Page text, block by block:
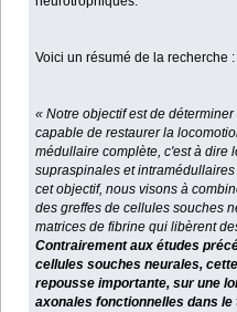
Voici un résumé de la recherche :
« Notre objectif est de
capable de restaurer la
médullaire complète, c'est à dire
supraspinales et
cet objectif, nous visons à
des greffes de cellules souches
matrices de fibrine qui libèrent
Contrairement aux études
cellules souches neurales,
repousse importante, sur une
axonales fonctionnelles dans le